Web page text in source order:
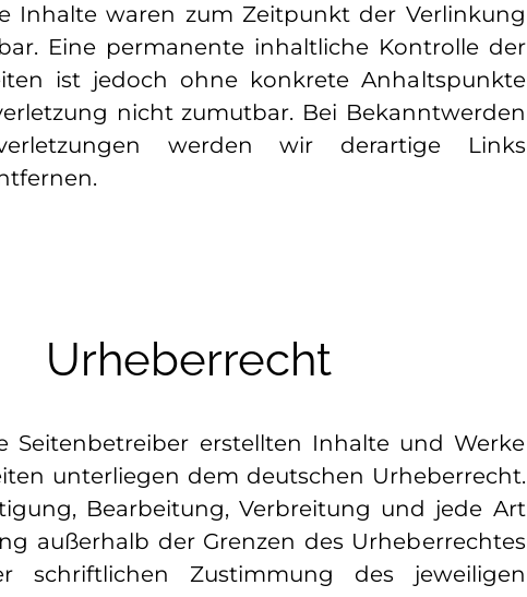
Inhalte waren zum Zeitpunkt der Verlinkung
Eine permanente inhaltliche Kontrolle der
ist jedoch ohne konkrete Anhaltspunkte
nicht zumutbar. Bei Bekanntwerden
werden wir derartige Links
Urheberrecht
Seitenbetreiber erstellten Inhalte und Werke
unterliegen dem deutschen Urheberrecht.
Bearbeitung, Verbreitung und jede Art
außerhalb der Grenzen des Urheberrechtes
schriftlichen Zustimmung des jeweiligen